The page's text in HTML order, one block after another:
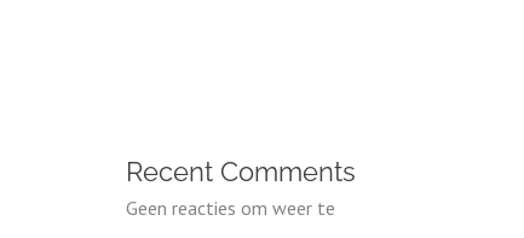
Recent Comments
Geen reacties om weer te